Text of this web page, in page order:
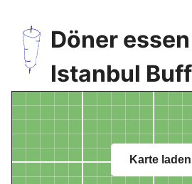
Döner
Istanbul
Karte laden